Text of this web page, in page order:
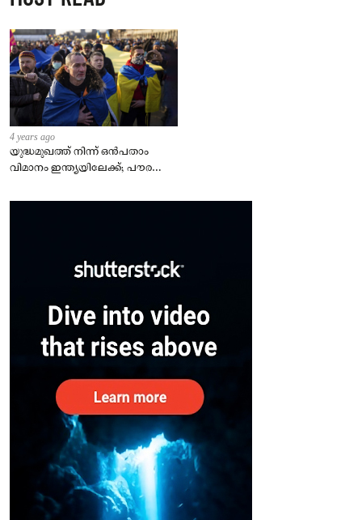
4 years ago
യുദ്ധമുഖത്ത് നിന്ന് ഒൻപതാം
വിമാനം ഇന്ത്യയിലേക്ക്; പൗരന്മാർ
– കേന്ദ്രം